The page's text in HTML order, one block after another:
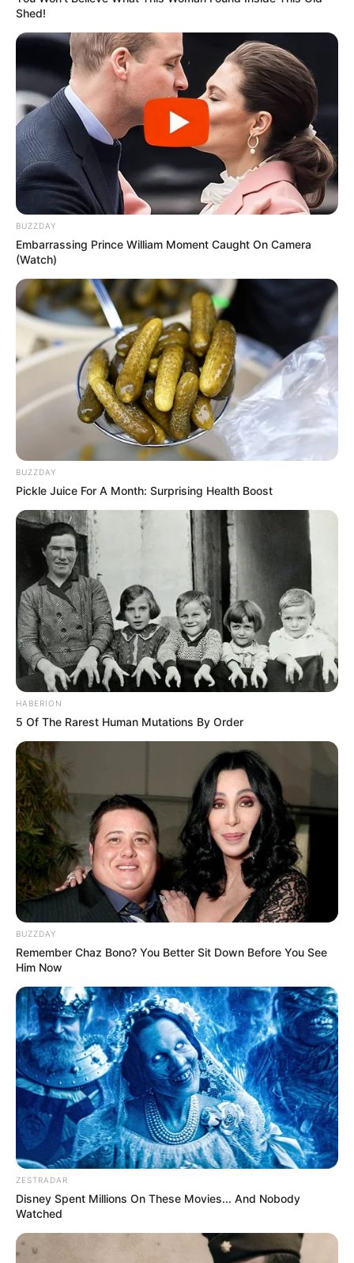
Shed!
BUZZDAY
Embarrassing Prince William Moment Caught On Camera
(Watch)
BUZZDAY
Pickle Juice For A Month: Surprising Health Boost
HABERION
5 Of The Rarest Human Mutations By Order
BUZZDAY
Remember Chaz Bono? You Better Sit Down Before You See
Him Now
ZESTRADAR
Disney Spent Millions On These Movies... And Nobody
Watched